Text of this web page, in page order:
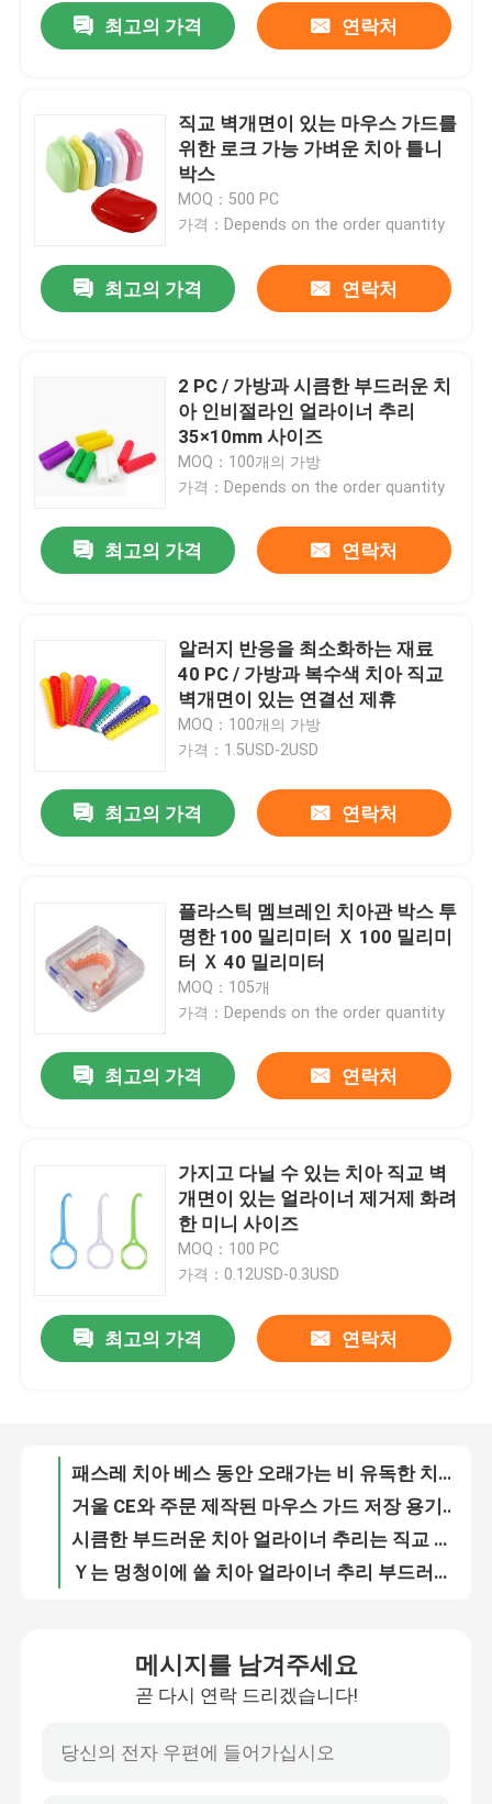
제품
연락주세요
인용문을 요구하세요
치아관 박스
최고의 가격 연락처
직교 벽개면이 있는 마우스 가드를
위한 로크 가능 가벼운 치아 틀니
박스
MOQ：500 PC
가격：Depends on the order quantity
최고의 가격 연락처
2 PC / 가방과 시큼한 부드러운 치
아 인비절라인 얼라이너 추리
35×10mm 사이즈
MOQ：100개의 가방
가격：Depends on the order quantity
최고의 가격 연락처
알러지 반응을 최소화하는 재료
40 PC / 가방과 복수색 치아 직교
벽개면이 있는 연결선 제휴
MOQ：100개의 가방
가격：1.5USD-2USD
최고의 가격 연락처
플라스틱 멤브레인 치아관 박스 투
명한 100 밀리미터 Ｘ 100 밀리미
터 Ｘ 40 밀리미터
MOQ：105개
가격：Depends on the order quantity
최고의 가격 연락처
가지고 다닐 수 있는 치아 직교 벽
개면이 있는 얼라이너 제거제 화려
한 미니 사이즈
MOQ：100 PC
가격：0.12USD-0.3USD
최고의 가격 연락처
패스레 치아 베스 동안 오래가는 비 유독한 치아 틀니 박스 흑색 컬러
재사용할 수 있는 치아 얼라이너 트레이 인승 추리 Ｙ는 8가지 색으로 짜여졌습니다
과일 맛과 주문 제작된 부드러운 직교 벽개면이 있는 얼라이너 추리
배출구로 가지고 다닐 수 있는 화려한 호리호리한 틀니 저장 용기
배출구로 가벼운 구강보호장치 치아 틀니 박스
메시지를 남겨주세요
곧 다시 연락 드리겠습니다!